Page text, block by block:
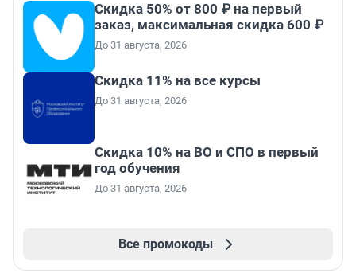
Скидка 50% от 800 ₽ на первый
заказ, максимальная скидка 600 ₽
До 31 августа, 2026
Скидка 11% на все курсы
До 31 августа, 2026
Скидка 10% на ВО и СПО в первый
год обучения
До 31 августа, 2026
Все промокоды